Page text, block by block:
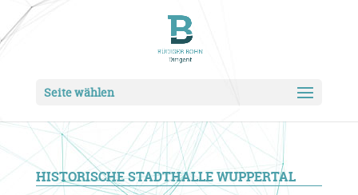
Seite wählen
HISTORISCHE STADTHALLE WUPPERTAL